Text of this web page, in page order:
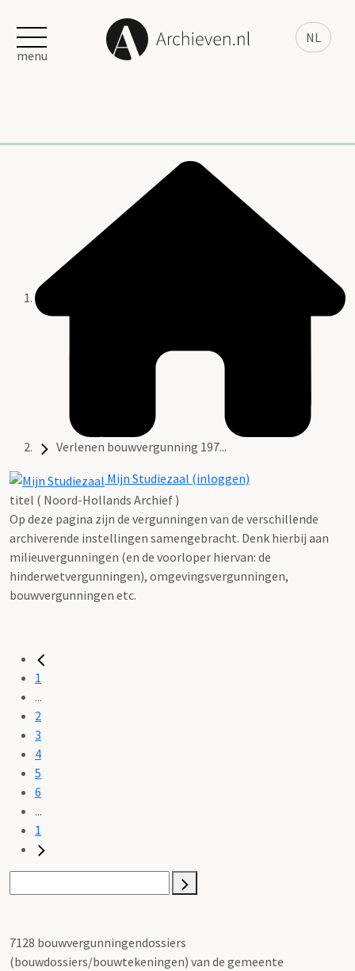
NL
menu
Verlenen bouwvergunning 197...
Mijn Studiezaal (inloggen)
titel ( Noord-Hollands Archief )
Op deze pagina zijn de vergunningen van de verschillende
archiverende instellingen samengebracht. Denk hierbij aan
milieuvergunningen (en de voorloper hiervan: de
hinderwetvergunningen), omgevingsvergunningen,
bouwvergunningen etc.
1
...
2
3
4
5
6
...
1
7128 bouwvergunningendossiers
(bouwdossiers/bouwtekeningen) van de gemeente